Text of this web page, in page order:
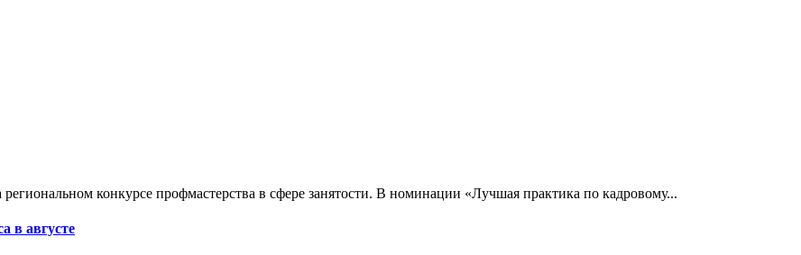
конкурсе профмастерства в сфере занятости. В номинации «Лучшая практика по кадровому...
в августе